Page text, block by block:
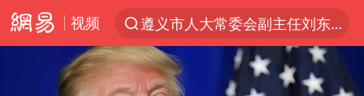
视频
遵义市人大常委会副主任刘东明被查
夜幕落下 运动上场
泰交通部副部长回应中国游客遭歧视